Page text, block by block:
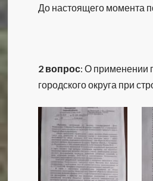
До настоящего момента
2 вопрос: О применении
городского округа при